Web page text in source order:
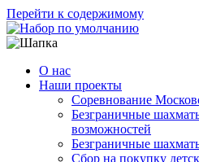
Перейти к содержимому
О нас
Наши проекты
Соревнование
Безграничные
возможностей
Безграничные
Сбор на покупку